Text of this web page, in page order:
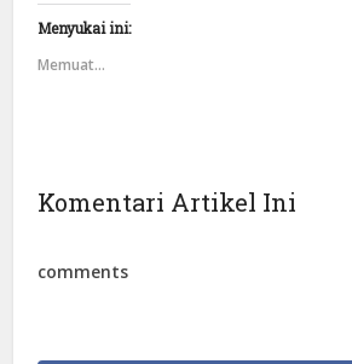
Menyukai ini:
Memuat...
Komentari Artikel Ini
comments